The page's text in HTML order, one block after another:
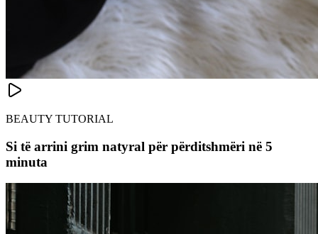
BEAUTY TUTORIAL
Si të arrini grim natyral për përditshmëri në 5
minuta